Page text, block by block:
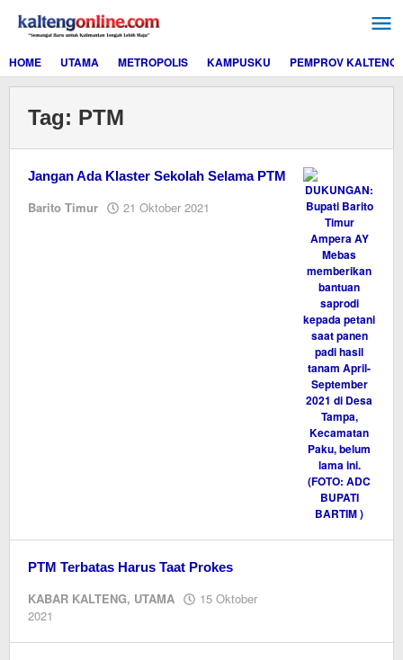
konten
HOME
UTAMA METROPOLIS KAMPUSKU PEMPROV KALTENG
Tag: PTM
Jangan Ada Klaster Sekolah Selama PTM
Barito Timur 21 Oktober 2021
PTM Terbatas Harus Taat Prokes
KABAR KALTENG, UTAMA
15 Oktober
2021